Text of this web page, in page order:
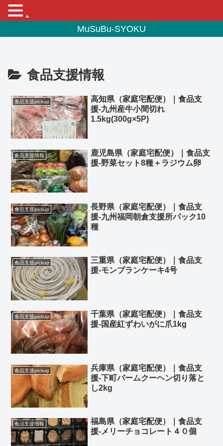
MuSuBu-SYOKU
食品支援情報
食品支援pickup
高知県（家庭宅配便）｜食品支
援-九州産牛小間切れ
1.5kg(300g×5P)
食品支援情報
鹿児島県（家庭宅配便）｜食品支
援-野菜セット8種＋ラジウム卵
食品支援pickup
長野県（家庭宅配便）｜食品支
援-九州福岡朝倉支援所パック10
種
食品支援pickup
三重県（家庭宅配便）｜食品支
援-モンブランケーキ4号
食品支援pickup
千葉県（家庭宅配便）｜食品支
援-国産紅ずわいがに爪1kg
食品支援pickup
兵庫県（家庭宅配便）｜食品支
援-下町バームクーヘン切り落と
し2kg
食品支援情報
福島県（家庭宅配便）｜食品支
援-メリーチョコレート４０個
.